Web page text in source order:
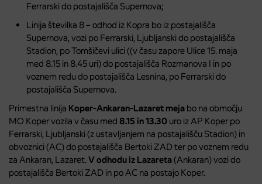
Ferrarski do postajališča Supernova;
Linija številka 8 – odhod iz Kopra bo iz postajališča
Supernova, vozi po Ferrarski, Ljubljanski do postajališča
Stadion, po Tomšičevi ulici ((v času zapore Ulice 15. maja
med 8.15 in 8.45 uri) do postajališča Rozmanova I in po
voznem redu do postajališča Lesnina, po Ferrarski do
postajališča Supernova.
Primestna linija Koper-Ankaran-Lazaret meja bo na območju
MO Koper vozila v času med 8.15 in 13.30 uro iz AP Koper po
Ferrarski, Ljubljanski (z ustavljanjem na postajališču Stadion) in
obvoznici (AC) do postajališča Bertoki ZAD ter po voznem redu
za Ankaran, Lazaret.V odhodu iz Lazareta(Ankaran) vozi do
postajališča Bertoki ZAD in po AC na postajo Koper.